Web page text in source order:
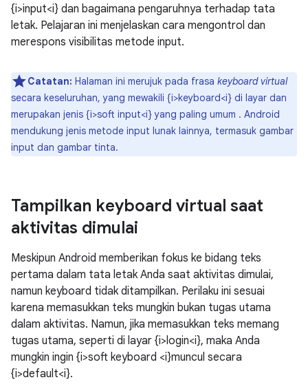
{i>input<i} dan bagaimana pengaruhnya terhadap tata
letak. Pelajaran ini menjelaskan cara mengontrol dan
merespons visibilitas metode input.
Catatan: Halaman ini merujuk pada frasa keyboard virtual
secara keseluruhan, yang mewakili {i>keyboard<i} di layar dan
merupakan jenis {i>soft input<i} yang paling umum . Android
mendukung jenis metode input lunak lainnya, termasuk gambar
input dan gambar tinta.
Tampilkan keyboard virtual saat
aktivitas dimulai
Meskipun Android memberikan fokus ke bidang teks
pertama dalam tata letak Anda saat aktivitas dimulai,
namun keyboard tidak ditampilkan. Perilaku ini sesuai
karena memasukkan teks mungkin bukan tugas utama
dalam aktivitas. Namun, jika memasukkan teks memang
tugas utama, seperti di layar {i>login<i}, maka Anda
mungkin ingin {i>soft keyboard <i}muncul secara
{i>default<i}.